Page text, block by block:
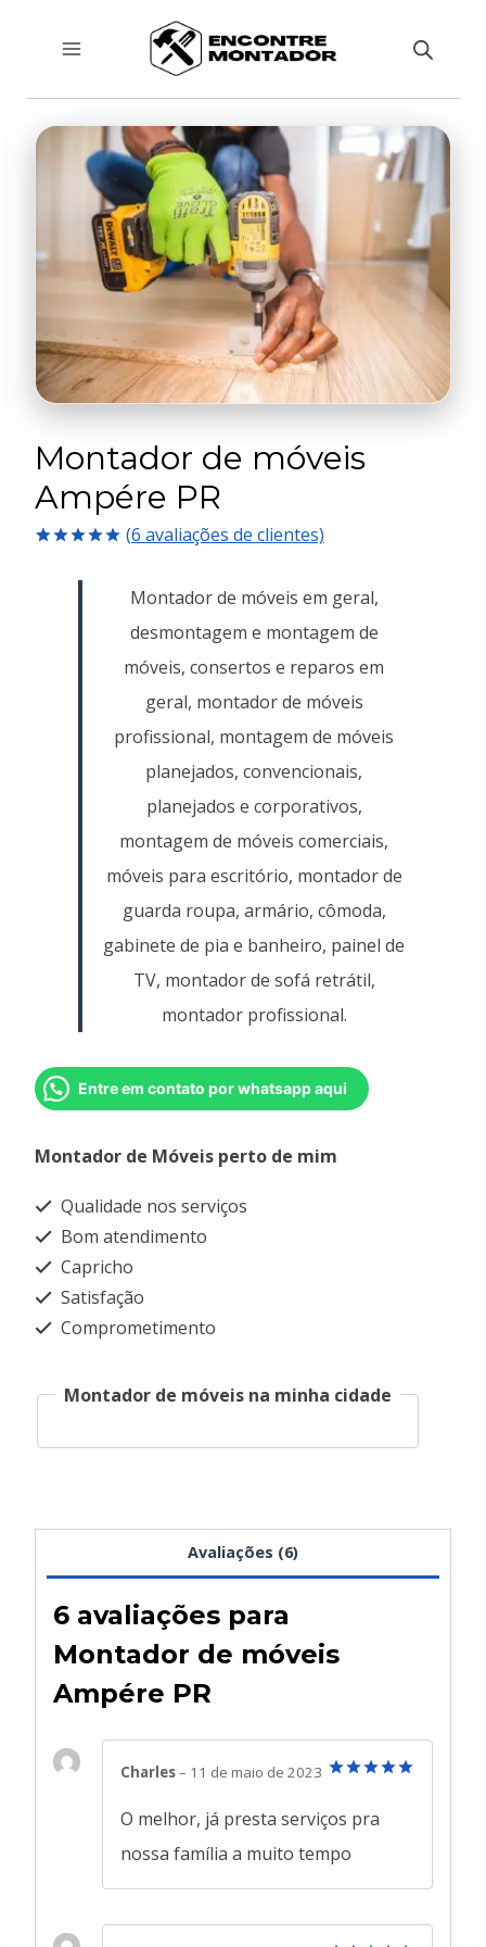
Conteúdo
Montador de móveis
Ampére PR
como5.00
(6 avaliações de clientes)
Montador de móveis em geral,
desmontagem e montagem de
móveis, consertos e reparos em
geral, montador de móveis
profissional, montagem de móveis
planejados, convencionais,
planejados e corporativos,
montagem de móveis comerciais,
móveis para escritório, montador de
guarda roupa, armário, cômoda,
gabinete de pia e banheiro, painel de
TV, montador de sofá retrátil,
montador profissional.
Entre em contato por whatsapp aqui
Montador de Móveis perto de mim
Qualidade nos serviços
Bom atendimento
Capricho
Satisfação
Comprometimento
Montador de móveis na minha cidade
Avaliações (6)
6 avaliações para
Montador de móveis
Ampére PR
Charles– 11 de maio de 2023
O melhor, já presta serviços pra
nossa família a muito tempo